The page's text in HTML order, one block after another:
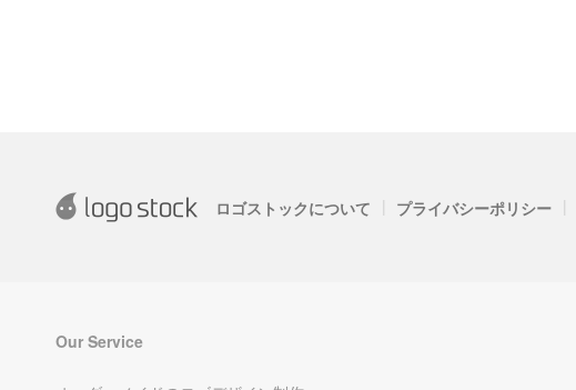
ロゴストックについて | プライバシーポリシー |
Our Service